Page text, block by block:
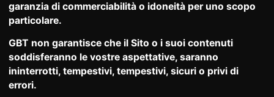
garanzia di commerciabilità o idoneità per uno scopo
particolare.
GBT non garantisce che il Sito o i suoi contenuti
soddisferanno le vostre aspettative, saranno
ininterrotti, tempestivi, tempestivi, sicuri o privi di
errori.